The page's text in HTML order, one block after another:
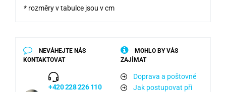
* rozměry v tabulce jsou v cm
NEVÁHEJTE NÁS
KONTAKTOVAT
+420 228 226 110
MOHLO BY VÁS
ZAJÍMAT
Doprava a poštovné
Jak postupovat při